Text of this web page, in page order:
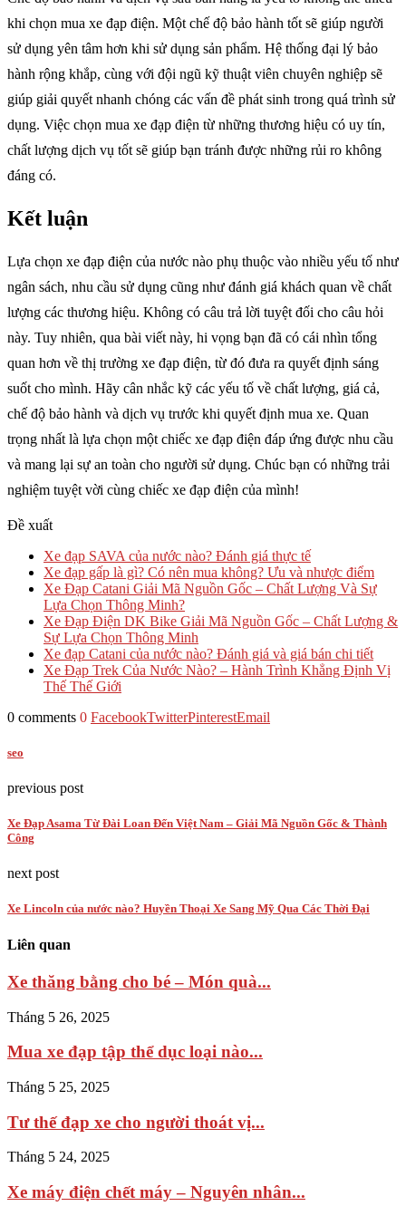
khi chọn mua xe đạp điện. Một chế độ bảo hành tốt sẽ giúp người
sử dụng yên tâm hơn khi sử dụng sản phẩm. Hệ thống đại lý bảo
hành rộng khắp, cùng với đội ngũ kỹ thuật viên chuyên nghiệp sẽ
giúp giải quyết nhanh chóng các vấn đề phát sinh trong quá trình sử
dụng. Việc chọn mua xe đạp điện từ những thương hiệu có uy tín,
chất lượng dịch vụ tốt sẽ giúp bạn tránh được những rủi ro không
đáng có.
Kết luận
Lựa chọn xe đạp điện của nước nào phụ thuộc vào nhiều yếu tố như
ngân sách, nhu cầu sử dụng cũng như đánh giá khách quan về chất
lượng các thương hiệu. Không có câu trả lời tuyệt đối cho câu hỏi
này. Tuy nhiên, qua bài viết này, hi vọng bạn đã có cái nhìn tổng
quan hơn về thị trường xe đạp điện, từ đó đưa ra quyết định sáng
suốt cho mình. Hãy cân nhắc kỹ các yếu tố về chất lượng, giá cả,
chế độ bảo hành và dịch vụ trước khi quyết định mua xe. Quan
trọng nhất là lựa chọn một chiếc xe đạp điện đáp ứng được nhu cầu
và mang lại sự an toàn cho người sử dụng. Chúc bạn có những trải
nghiệm tuyệt vời cùng chiếc xe đạp điện của mình!
Đề xuất
Xe đạp SAVA của nước nào? Đánh giá thực tế
Xe đạp gấp là gì? Có nên mua không? Ưu và nhược điểm
Xe Đạp Catani Giải Mã Nguồn Gốc – Chất Lượng Và Sự
Lựa Chọn Thông Minh?
Xe Đạp Điện DK Bike Giải Mã Nguồn Gốc – Chất Lượng &
Sự Lựa Chọn Thông Minh
Xe đạp Catani của nước nào​? Đánh giá và giá bán chi tiết
Xe Đạp Trek Của Nước Nào? – Hành Trình Khẳng Định Vị
Thế Thế Giới
0 comments 0 FacebookTwitterPinterestEmail
seo
previous post
Xe Đạp Asama Từ Đài Loan Đến Việt Nam – Giải Mã Nguồn Gốc & Thành
Công
next post
Xe Lincoln của nước nào? Huyền Thoại Xe Sang Mỹ Qua Các Thời Đại
Liên quan
Xe thăng bằng cho bé – Món quà...
Tháng 5 26, 2025
Mua xe đạp tập thể dục loại nào...
Tháng 5 25, 2025
Tư thế đạp xe cho người thoát vị...
Tháng 5 24, 2025
Xe máy điện chết máy – Nguyên nhân...